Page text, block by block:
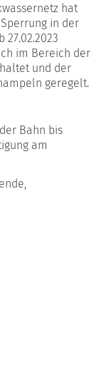
hat
in der
27.02.2023
im Bereich der
und der
geregelt.
Bahn bis
am